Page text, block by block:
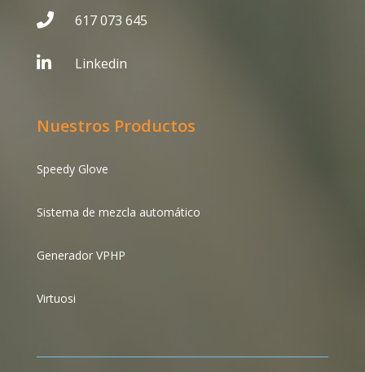
 617 073 645
 Linkedin
Nuestros Productos
Speedy Glove
Sistema de mezcla automático
Generador VPHP
Virtuosi